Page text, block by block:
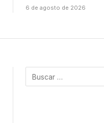
6 de agosto de 2026